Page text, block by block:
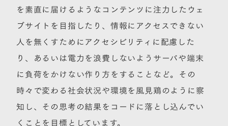
を素直に届けるようなコンテンツに注力したウェ
ブサイトを目指したり、情報にアクセスできない
人を無くすためにアクセシビリティに配慮した
り、あるいは電力を浪費しないようサーバや端末
に負荷をかけない作り方をすることなど。その
時々で変わる社会状況や環境を風見鶏のように察
知し、その思考の結果をコードに落とし込んでい
くことを目標としています。